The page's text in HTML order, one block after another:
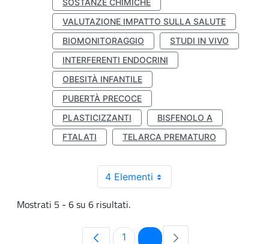
SOSTANZE CHIMICHE
VALUTAZIONE IMPATTO SULLA SALUTE
BIOMONITORAGGIO
STUDI IN VIVO
INTERFERENTI ENDOCRINI
OBESITÀ INFANTILE
PUBERTÀ PRECOCE
PLASTICIZZANTI
BISFENOLO A
FTALATI
TELARCA PREMATURO
4 Elementi
Mostrati 5 - 6 su 6 risultati.
Pagina
1 Pagina